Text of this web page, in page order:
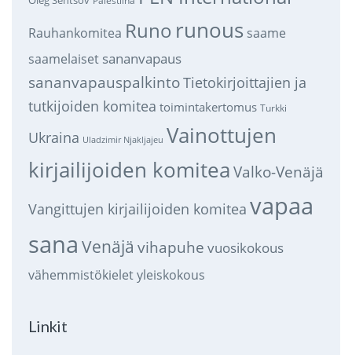
Rauhankomitea Runo runous saame
saamelaiset sananvapaus
sananvapauspalkintoTietokirjoittajien ja
tutkijoiden komitea toimintakertomus Turkki
Ukraina Uladzimir Njakljajeu Vainottujen
kirjailijoiden komitea Valko-Venäjä
Vangittujen kirjailijoiden komitea vapaa
sana Venäjä vihapuhe vuosikokous
vähemmistökieletyleiskokous
Linkit